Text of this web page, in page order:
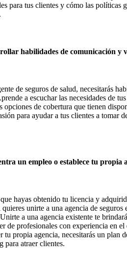
para tus clientes y cómo las políticas
habilidades de comunicación y
de seguros de salud, necesitarás
a escuchar las necesidades de
opciones de cobertura que tienen
para ayudar a tus clientes a tomar
un empleo o establece tu propia
hayas obtenido tu licencia y
unirte a una agencia de seguros
a una agencia existente te
de profesionales con experiencia en
tu propia agencia, necesitarás un plan
para atraer clientes.